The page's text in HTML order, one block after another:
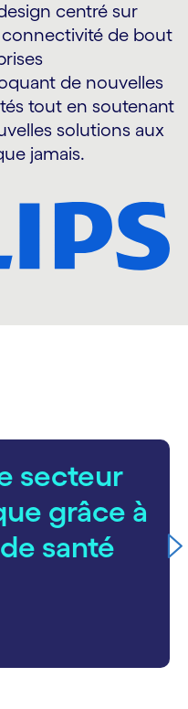
centré sur
de bout
de nouvelles
tout en soutenant
solutions aux
jamais.
secteur
grâce à
santé